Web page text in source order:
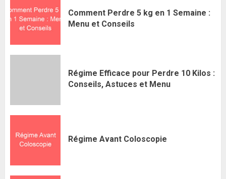
Comment Perdre 5 kg en 1 Semaine :
Menu et Conseils
Régime Efficace pour Perdre 10 Kilos :
Conseils, Astuces et Menu
Régime Avant Coloscopie